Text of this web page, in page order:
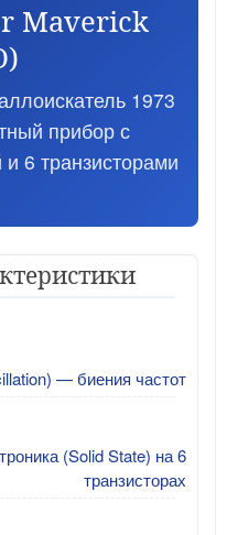
Maverick
1973
прибор с
6 транзисторами
— биения частот
(Solid State) на 6
транзисторах